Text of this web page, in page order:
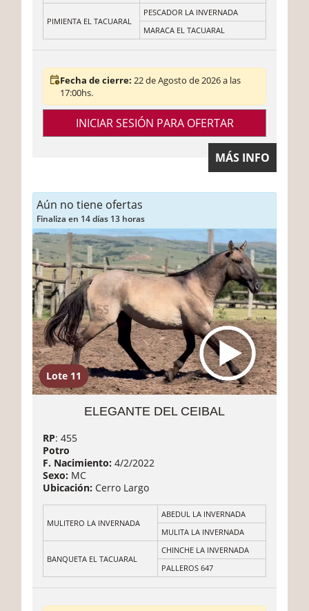
PIMIENTA EL TACUARAL
PESCADOR LA INVERNADA
MARACA EL TACUARAL
Fecha de cierre: 22 de Agosto de 2026 a las
17:00hs.
INICIAR SESIÓN PARA OFERTAR
MÁS INFO
Aún no tiene ofertas
Finaliza en 14 días 13 horas
Lote 11
ELEGANTE DEL CEIBAL
RP: 455
Potro
F. Nacimiento: 4/2/2022
Sexo: MC
Ubicación: Cerro Largo
MULITERO LA INVERNADA
ABEDUL LA INVERNADA
MULITA LA INVERNADA
BANQUETA EL TACUARAL
CHINCHE LA INVERNADA
PALLEROS 647